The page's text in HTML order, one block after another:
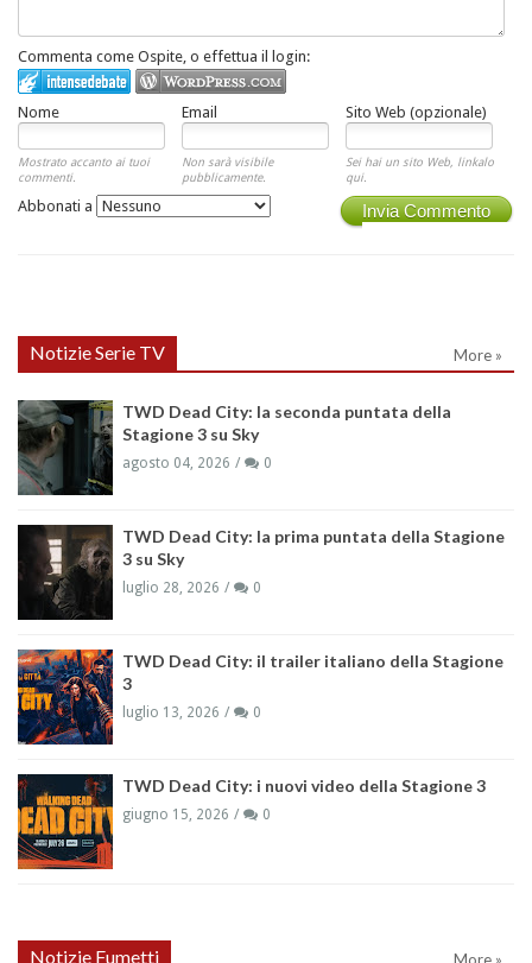
Commenta come Ospite, o effettua il login:
Nome Email Sito Web (opzionale)
Mostrato accanto ai tuoi
commenti.
Non sarà visibile
pubblicamente.
Sei hai un sito Web, linkalo
qui.
Invia Commento
Abbonati a
Notizie Serie TV More »
TWD Dead City: la seconda puntata della
Stagione 3 su Sky
agosto 04, 2026 0
TWD Dead City: la prima puntata della Stagione
3 su Sky
luglio 28, 2026 0
TWD Dead City: il trailer italiano della Stagione
3
luglio 13, 2026 0
TWD Dead City: i nuovi video della Stagione 3
giugno 15, 2026 0
Notizie Fumetti